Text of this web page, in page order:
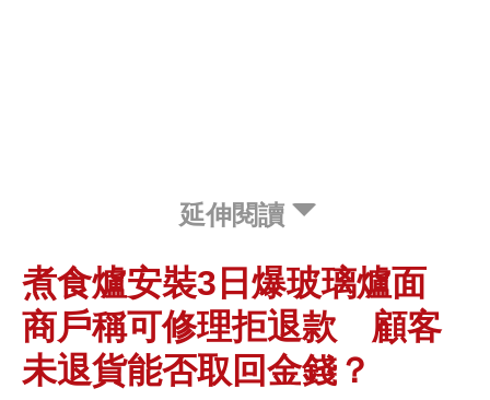
延伸閱讀
煮食爐安裝3日爆玻璃爐面
商戶稱可修理拒退款 顧客
未退貨能否取回金錢？